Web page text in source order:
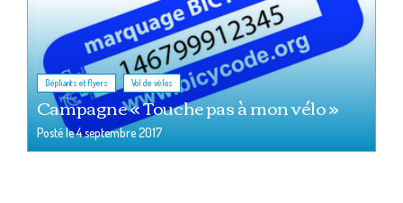
Dépliants et flyers Vol de vélos
Campagne « Touche pas à mon vélo »
Posté le4 septembre 2017